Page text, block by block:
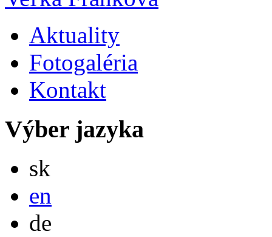
Aktuality
Fotogaléria
Kontakt
Výber jazyka
sk
en
de